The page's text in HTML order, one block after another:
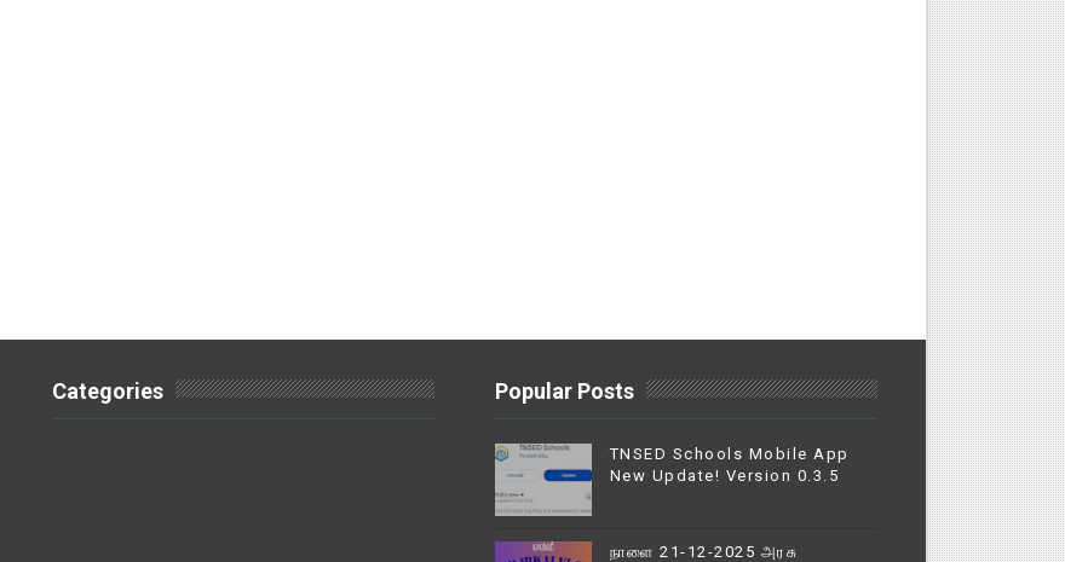
Categories Popular Posts
TNSED Schools Mobile App
New Update! Version 0.3.5
நாளை 21-12-2025 அரசு